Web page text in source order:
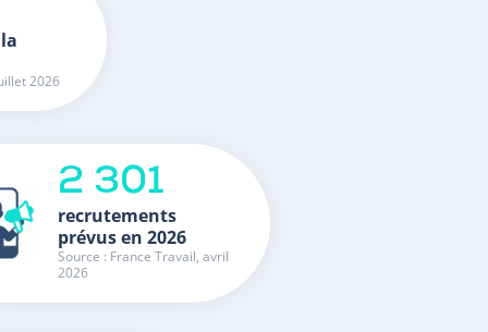
2026
2 301
recrutements
prévus en 2026
Source : France Travail, avril
2026